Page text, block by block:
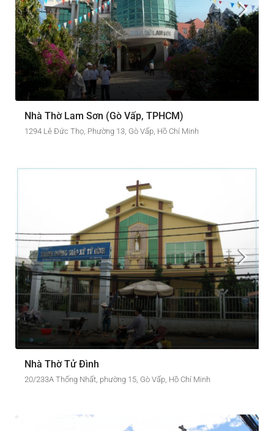
Nhà Thờ Lam Sơn (Gò Vấp, TPHCM)
1294 Lê Đức Thọ, Phường 13, Gò Vấp, Hồ Chí Minh
Nhà Thờ Tử Đình
20/233A Thống Nhất, phường 15, Gò Vấp, Hồ Chí Minh